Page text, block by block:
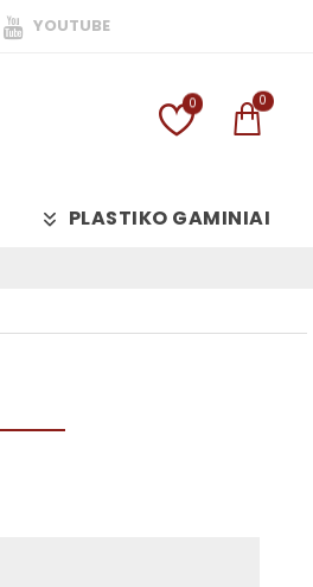
YOUTUBE
0 0
PLASTIKO GAMINIAI